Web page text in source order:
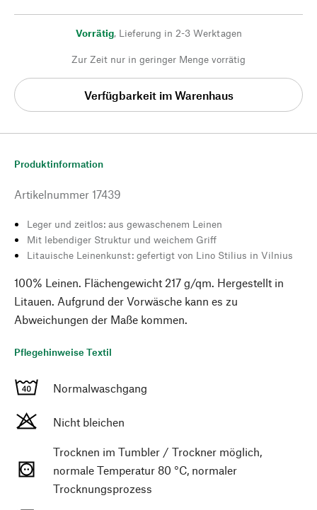
Vorrätig, Lieferung in 2-3 Werktagen
Zur Zeit nur in geringer Menge vorrätig
Verfügbarkeit im Warenhaus
Produktinformation
Artikelnummer 17439
Leger und zeitlos: aus gewaschenem Leinen
Mit lebendiger Struktur und weichem Griff
Litauische Leinenkunst: gefertigt von Lino Stilius in Vilnius
100% Leinen. Flächengewicht 217 g/qm. Hergestellt in
Litauen. Aufgrund der Vorwäsche kann es zu
Abweichungen der Maße kommen.
Pflegehinweise Textil
Normalwaschgang
Nicht bleichen
Trocknen im Tumbler / Trockner möglich,
normale Temperatur 80 °C, normaler
Trocknungsprozess